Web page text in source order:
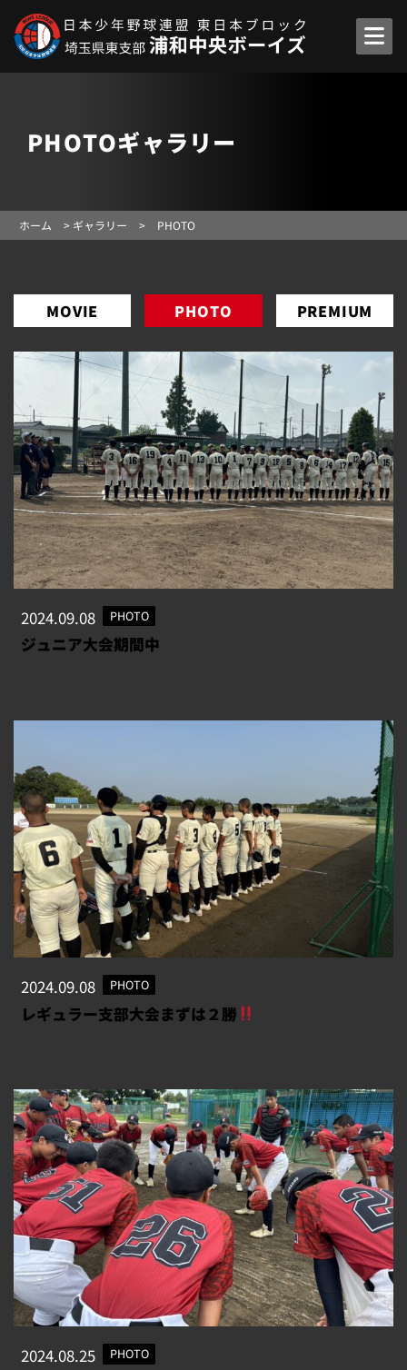
PHOTOギャラリー
ホーム > ギャラリー > PHOTO
MOVIE PHOTO PREMIUM
2024.09.08 PHOTO
ジュニア大会期間中
2024.09.08 PHOTO
レギュラー支部大会まずは２勝
2024.08.25 PHOTO